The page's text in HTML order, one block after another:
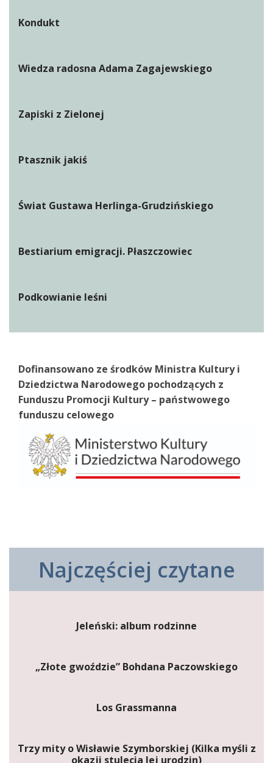
Kondukt
Wiedza radosna Adama Zagajewskiego
Zapiski z Zielonej
Ptasznik jakiś
Świat Gustawa Herlinga-Grudzińskiego
Bestiarium emigracji. Płaszczowiec
Podkowianie leśni
Dofinansowano ze środków Ministra Kultury i
Dziedzictwa Narodowego pochodzących z
Funduszu Promocji Kultury – państwowego
funduszu celowego
Najczęściej czytane
Jeleński: album rodzinne
„Złote gwoździe” Bohdana Paczowskiego
Los Grassmanna
Trzy mity o Wisławie Szymborskiej (Kilka myśli z
okazji stulecia Jej urodzin)